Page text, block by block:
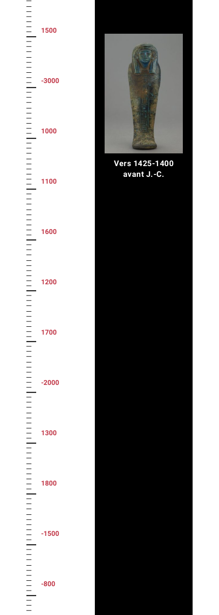
1500
-3000
1000
1100
1600
1200
1700
-2000
1300
1800
-1500
-800
Vers 1425-1400
avant J.-C.